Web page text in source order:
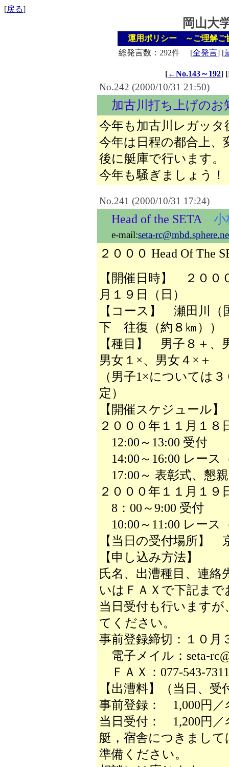
[戻る]
岡山大
運用ポリシー ～ご理解ご
総発言数：292件
[全発言] [
[←No.143～192] [
No.242 (2000/10/31 21:50)
加古川打ち上げのお
今年も加古川レガッ
今年は日程の都合上、
後に艇庫で行います。
今年も騒ぎましょう！
No.241 (2000/10/31 17:24)
Head of the SETA 小
e-mail:seta-
２０００ Head Of The
【開催日時】 ２００
月１９日（日）
【コース】 瀬田川
下 往復（約８㎞））
【種目】 男子８＋、
男女１×、男女４×＋
（男子1×については
定）
【開催スケジュール】
２０００年１１月１８
12:00～13:00 受付
14:00～16:00 レース
17:00～ 表彰式、懇
２０００年１１月１９
8：00～9:00 受付
10:00～11:00 レース
【当日の受付場所】
【申し込み方法】
氏名、出漕種目、連
いはＦＡＸで下記ま
当日受付も行います
てください。
事前登録締切：１０月
電子メイル：seta-
ＦＡＸ：077-543-7311
【出漕料】（当日、
事前登録： 1,000円／
当日受付： 1,200円／
艇，宿舎につきまし
準備ください。